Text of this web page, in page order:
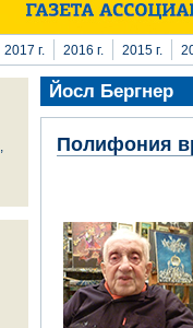
2017 г. 2016 г. 2015 г.
Йосл Бергнер
Полифония